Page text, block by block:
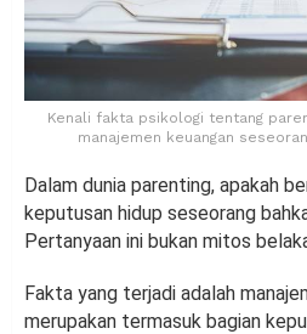
Kenali fakta psikologi tentang
manajemen keuangan
Dalam dunia parenting, apakah
keputusan hidup seseorang
Pertanyaan ini bukan mitos
Fakta yang terjadi adalah
merupakan termasuk bagian